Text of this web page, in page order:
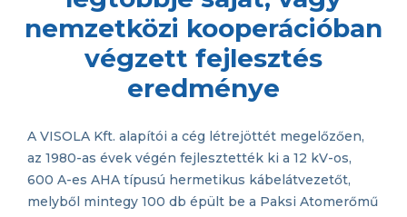
nemzetközi kooperációban
végzett fejlesztés
eredménye
A VISOLA Kft. alapítói a cég létrejöttét megelőzően,
az 1980-as évek végén fejlesztették ki a 12 kV-os,
600 A-es AHA típusú hermetikus kábelátvezetőt,
melyből mintegy 100 db épült be a Paksi Atomerőmű